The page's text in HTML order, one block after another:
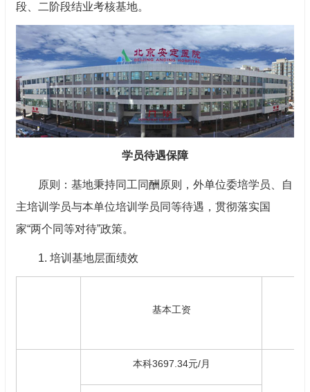
段、二阶段结业考核基地。
学员待遇保障
原则：基地秉持同工同酬原则，外单位委培学员、自
主培训学员与本单位培训学员同等待遇，贯彻落实国
家“两个同等对待”政策。
1. 培训基地层面绩效
基本工资
本科3697.34元/月